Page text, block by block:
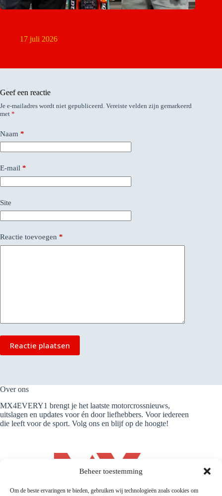
Beheer toestemming
Om de beste ervaringen te bieden, gebruiken wij technologieën zoals cookies om
17 juli 2026
Geef een reactie
Je e-mailadres wordt niet gepubliceerd. Vereiste velden zijn gemarkeerd
met *
Naam *
E-mail *
Site
Reactie toevoegen *
Reactie plaatsen
Over ons
MX4EVERY1 brengt je het laatste motorcrossnieuws,
uitslagen en updates voor én door liefhebbers. Voor iedereen
die leeft voor de sport. Volg ons en blijf op de hoogte!